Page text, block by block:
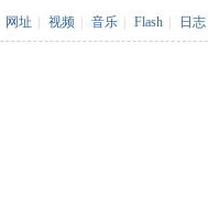
网址 视频 音乐 Flash 日志